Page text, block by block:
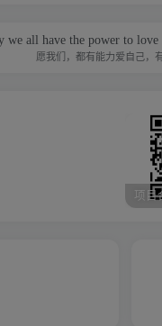
we all have the power to love
愿我们，都有能力爱自己，
项目